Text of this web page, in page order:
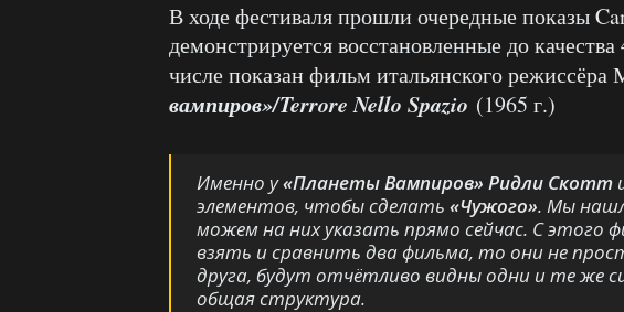
В ходе фестиваля прошли очередные показы
демонстрируется восстановленные до
числе показан фильм итальянского
вампиров»/Terrore Nello Spazio (1965 г.)
Именно у«Планеты Вампиров» Ридли Скотт
элементов, чтобы сделать «Чужого». Мы
можем на них указать прямо сейчас. С этого
взять и сравнить два фильма, то они не
друга, будут отчётливо видны одни и те же
общая структура.